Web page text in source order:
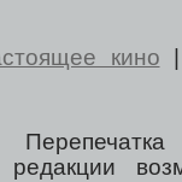
кино